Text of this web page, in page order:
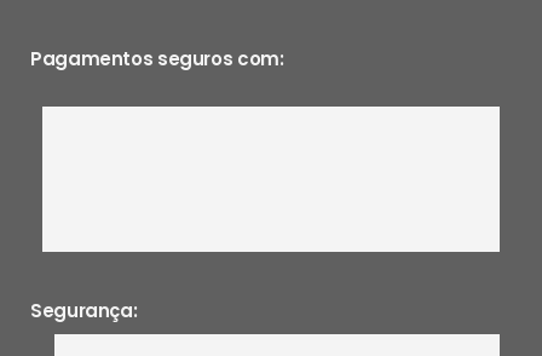
Pagamentos seguros com:
Segurança: